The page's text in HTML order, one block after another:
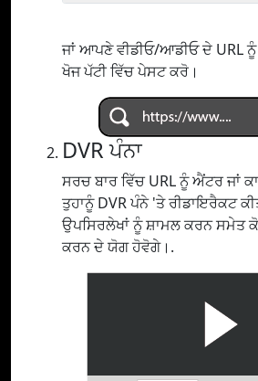
ਜਾਂ ਆਪਣੇ ਵੀਡੀਓ/ਆਡੀਓ ਦੇ URL
ਖੋਜ ਪੱਟੀ ਵਿੱਚ ਪੇਸਟ ਕਰੋ।
DVR ਪੰਨਾ
ਸਰਚ ਬਾਰ ਵਿੱਚ URL ਨੂੰ ਐਂਟਰ ਜਾਂ
ਤੁਹਾਨੂੰ DVR ਪੰਨੇ 'ਤੇ ਰੀਡਾਇਰੈਕਟ
ਉਪਸਿਰਲੇਖਾਂ ਨੂੰ ਸ਼ਾਮਲ ਕਰਨ ਸਮੇਤ
ਕਰਨ ਦੇ ਯੋਗ ਹੋਵੋਗੇ।.